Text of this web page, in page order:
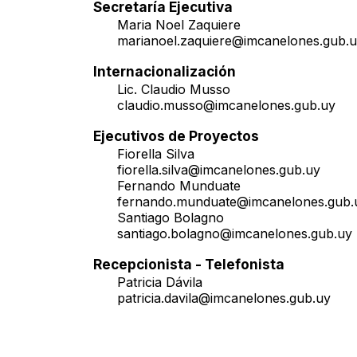
Secretaría Ejecutiva
Maria Noel Zaquiere
Internacionalización
Lic. Claudio Musso
claudio.musso@imcanelones.gub.uy
Ejecutivos de Proyectos
Fiorella Silva
fiorella.silva@imcanelones.gub.uy
Fernando Munduate
Santiago Bolagno
santiago.bolagno@imcanelones.gub.uy
Recepcionista - Telefonista
Patricia Dávila
patricia.davila@imcanelones.gub.uy